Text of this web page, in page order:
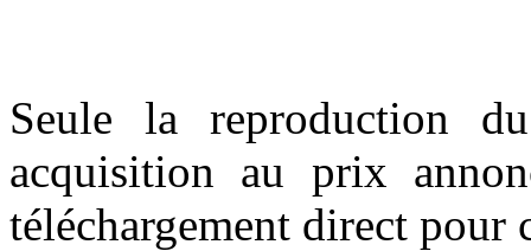
Seule la reproduction
acquisition au prix
téléchargement direct pour